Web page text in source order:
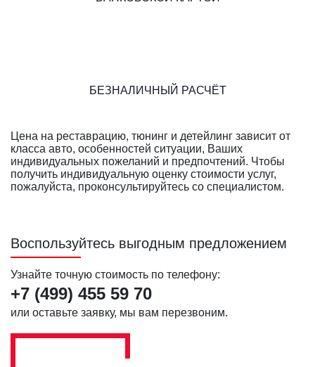
БЕЗНАЛИЧНЫЙ РАСЧЁТ
Цена на реставрацию, тюнинг и детейлинг зависит от
класса авто, особенностей ситуации, Ваших
индивидуальных пожеланий и предпочтений. Чтобы
получить индивидуальную оценку стоимости услуг,
пожалуйста, проконсультируйтесь со специалистом.
Воспользуйтесь выгодным предложением
Узнайте точную стоимость по телефону:
+7 (499) 455 59 70
или оставьте заявку, мы вам перезвоним.